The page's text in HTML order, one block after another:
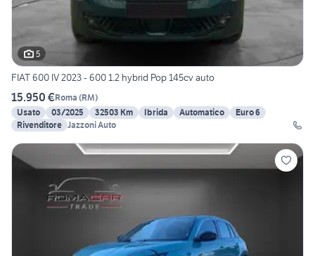
5
FIAT 600 IV 2023 - 600 1.2 hybrid Pop 145cv auto
15.950 €Roma (RM)
Usato
03/2025 32503 Km Ibrida Automatico
Euro 6
Rivenditore Jazzoni Auto